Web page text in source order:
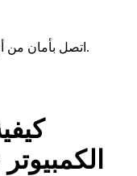
اتصل بأمان من أي مكان، واحصل على الدعم في كل مكان.